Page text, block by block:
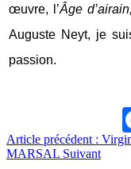
œuvre, l’Âge d’airain,
Auguste Neyt, je
passion.
Article précédent :
MARSAL Suivant